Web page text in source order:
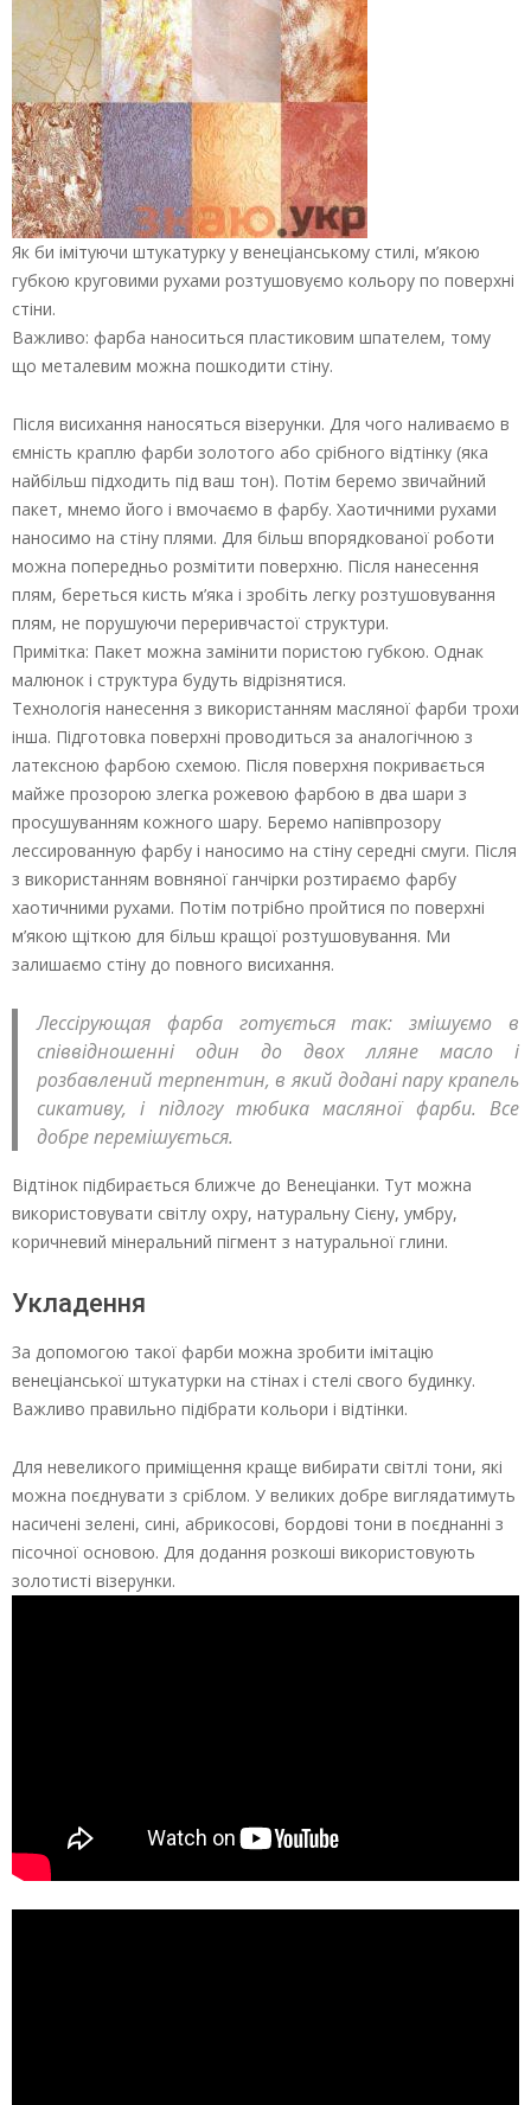
Як би імітуючи штукатурку у венеціанському стилі, м’якою
губкою круговими рухами розтушовуємо кольору по поверхні
стіни.
Важливо: фарба наноситься пластиковим шпателем, тому
що металевим можна пошкодити стіну.
Після висихання наносяться візерунки. Для чого наливаємо в
ємність краплю фарби золотого або срібного відтінку (яка
найбільш підходить під ваш тон). Потім беремо звичайний
пакет, мнемо його і вмочаємо в фарбу. Хаотичними рухами
наносимо на стіну плями. Для більш впорядкованої роботи
можна попередньо розмітити поверхню. Після нанесення
плям, береться кисть м’яка і зробіть легку розтушовування
плям, не порушуючи переривчастої структури.
Примітка: Пакет можна замінити пористою губкою. Однак
малюнок і структура будуть відрізнятися.
Технологія нанесення з використанням масляної фарби трохи
інша. Підготовка поверхні проводиться за аналогічною з
латексною фарбою схемою. Після поверхня покривається
майже прозорою злегка рожевою фарбою в два шари з
просушуванням кожного шару. Беремо напівпрозору
лессированную фарбу і наносимо на стіну середні смуги. Після
з використанням вовняної ганчірки розтираємо фарбу
хаотичними рухами. Потім потрібно пройтися по поверхні
м’якою щіткою для більш кращої розтушовування. Ми
залишаємо стіну до повного висихання.
Лессірующая фарба готується так: змішуємо в
співвідношенні один до двох лляне масло і
розбавлений терпентин, в який додані пару крапель
сикативу, і підлогу тюбика масляної фарби. Все
добре перемішується.
Відтінок підбирається ближче до Венеціанки. Тут можна
використовувати світлу охру, натуральну Сієну, умбру,
коричневий мінеральний пігмент з натуральної глини.
Укладення
За допомогою такої фарби можна зробити імітацію
венеціанської штукатурки на стінах і стелі свого будинку.
Важливо правильно підібрати кольори і відтінки.
Для невеликого приміщення краще вибирати світлі тони, які
можна поєднувати з сріблом. У великих добре виглядатимуть
насичені зелені, сині, абрикосові, бордові тони в поєднанні з
пісочної основою. Для додання розкоші використовують
золотисті візерунки.